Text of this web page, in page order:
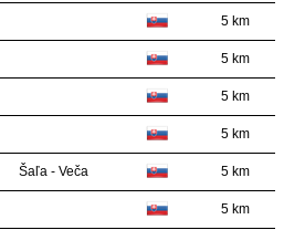
5 km
5 km
5 km
5 km
Šaľa - Veča 5 km
5 km